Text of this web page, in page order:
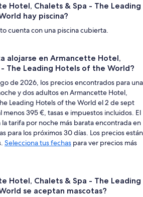
Hotel, Chalets & Spa - The Leading
hay piscina?
cuenta con una piscina cubierta.
alojarse en Armancette Hotel,
- The Leading Hotels of the World?
de 2026, los precios encontrados para una
y dos adultos en Armancette Hotel,
Leading Hotels of the World el 2 de sept
menos 395 €, tasas e impuestos incluidos. El
la tarifa por noche más barata encontrada en
para los próximos 30 días. Los precios están
Selecciona tus fechas para ver precios más
Hotel, Chalets & Spa - The Leading
se aceptan mascotas?